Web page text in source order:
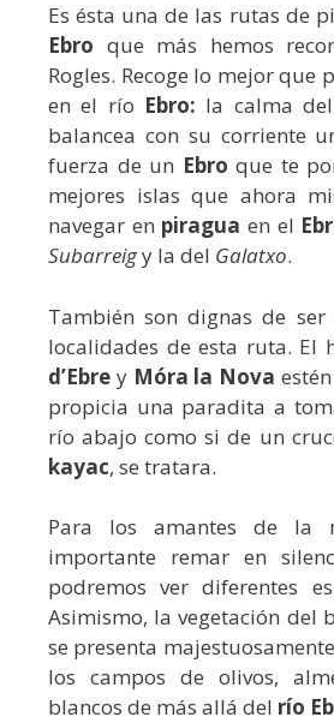
Es ésta una de las rutas de
Ebro que más hemos
Rogles. Recoge lo mejor que
en el río Ebro: la calma
balancea con su corriente
fuerza de un Ebro que te
mejores islas que ahora
navegar en piragua en el
Subarreigy la del Galatxo.
También son dignas de
localidades de esta ruta. El
d’Ebre y Móra la Nova
propicia una paradita a
río abajo como si de un
kayac, se tratara.
Para los amantes de la
importante remar en
podremos ver diferentes
Asimismo, la vegetación del
se presenta
los campos de olivos,
blancos de más allá del río